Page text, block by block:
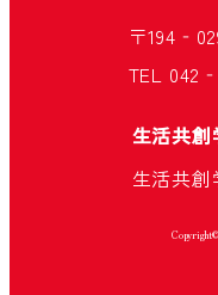
〒
TEL
生活共創
生活共